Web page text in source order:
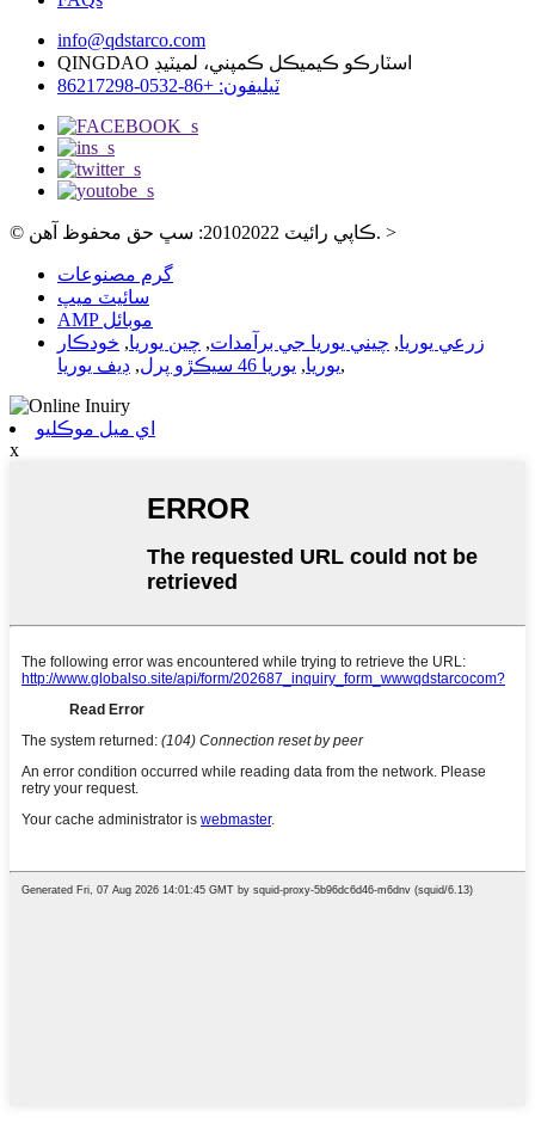
info@qdstarco.com
QINGDAO اسٽارڪو ڪيميڪل ڪمپني، لميٽيڊ
ٽيليفون: +86-0532-86217298
© ڪاپي رائيٽ 20102022: سڀ حق محفوظ آهن. >
گرم مصنوعات
سائيٽ ميپ
AMP موبائل
زرعي يوريا, چيني يوريا جي برآمدات, چين يوريا, خودڪار
يوريا, يوريا 46 سيڪڙو پرل , ڊيف يوريا ,
اي ميل موڪليو
x